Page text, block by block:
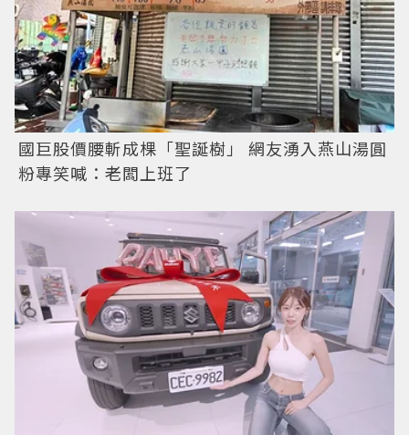
國巨股價腰斬成棵「聖誕樹」 網友湧入燕山湯圓
粉專笑喊：老闆上班了